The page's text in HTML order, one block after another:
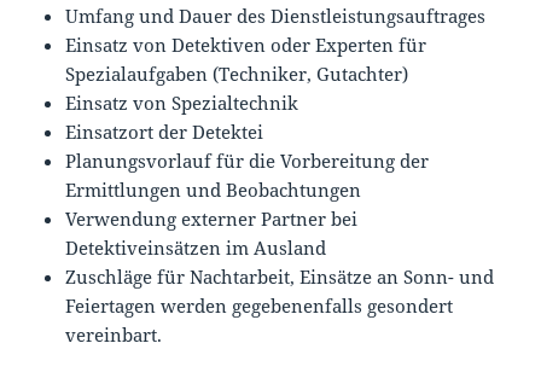
Umfang und Dauer des Dienstleistungsauftrages
Einsatz von Detektiven oder Experten für
Spezialaufgaben (Techniker, Gutachter)
Einsatz von Spezialtechnik
Einsatzort der Detektei
Planungsvorlauf für die Vorbereitung der
Ermittlungen und Beobachtungen
Verwendung externer Partner bei
Detektiveinsätzen im Ausland
Zuschläge für Nachtarbeit, Einsätze an Sonn- und
Feiertagen werden gegebenenfalls gesondert
vereinbart.